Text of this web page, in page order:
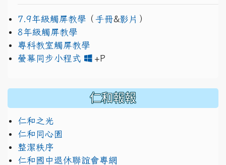
7.9年級觸屏教學 （ 手冊&影片 ）
8年級觸屏教學
專科教室觸屏教學
螢幕同步小程式
+P
仁和報報
仁和之光
仁和同心園
整潔秩序
仁和國中退休聯誼會專網